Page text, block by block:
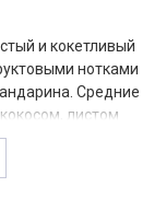
и кокетливый
нотками
Средние
листом
ноты
мускус и